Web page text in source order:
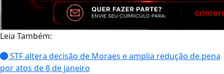
Leia Também:
STF altera decisão de Moraes e amplia redução de pena
por atos de 8 de janeiro